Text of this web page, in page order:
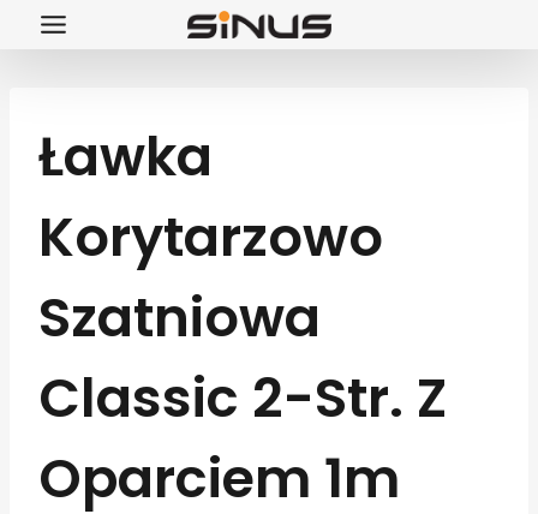
Przejdź
Ławka
Korytarzowo
Szatniowa
Classic 2-Str. Z
Oparciem 1m